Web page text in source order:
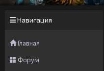
Навигация
Главная
Форум